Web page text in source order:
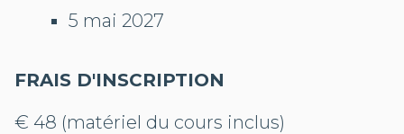
5 mai 2027
FRAIS D'INSCRIPTION
€ 48 (matériel du cours inclus)